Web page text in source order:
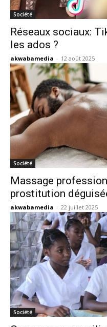
Société
Réseaux sociaux:
les ados ?
akwabamedia - 12 août 2025
Société
Massage
prostitution
akwabamedia - 22 juillet 2025
Société